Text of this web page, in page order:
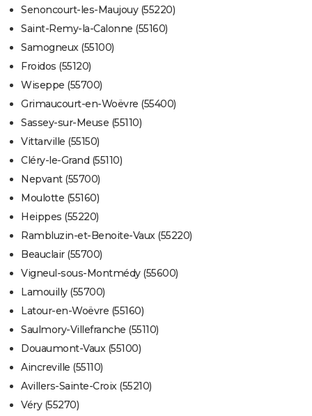
Senoncourt-les-Maujouy (55220)
Saint-Remy-la-Calonne (55160)
Samogneux (55100)
Froidos (55120)
Wiseppe (55700)
Grimaucourt-en-Woëvre (55400)
Sassey-sur-Meuse (55110)
Vittarville (55150)
Cléry-le-Grand (55110)
Nepvant (55700)
Moulotte (55160)
Heippes (55220)
Rambluzin-et-Benoite-Vaux (55220)
Beauclair (55700)
Vigneul-sous-Montmédy (55600)
Lamouilly (55700)
Latour-en-Woëvre (55160)
Saulmory-Villefranche (55110)
Douaumont-Vaux (55100)
Aincreville (55110)
Avillers-Sainte-Croix (55210)
Véry (55270)